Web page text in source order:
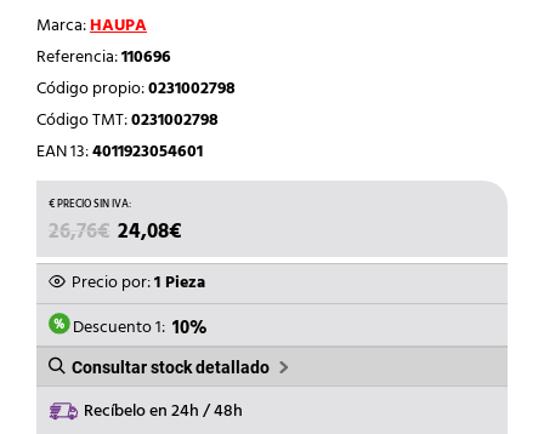
Marca:HAUPA
Referencia:110696
Código propio:0231002798
Código TMT:0231002798
EAN 13:4011923054601
26,76€ EL
PRECIO
ORIGINAL
ERA:
26,76€.
24,08€
PRECIO
ACTUAL
ES:
24,08€.
Precio por:1 Pieza
Descuento 1: 10%
Consultar stock detallado
Recíbelo en 24h / 48h